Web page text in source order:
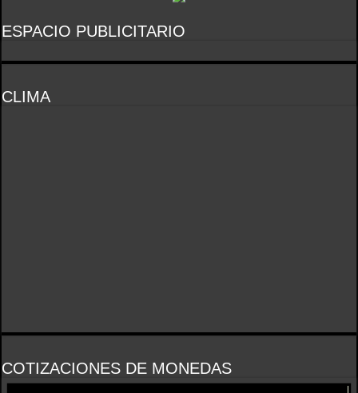
ESPACIO PUBLICITARIO
CLIMA
COTIZACIONES DE MONEDAS